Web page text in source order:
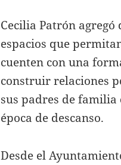
Cecilia Patrón
espacios que
cuenten con una
construir relaciones
sus padres de
época de descanso.
Desde el